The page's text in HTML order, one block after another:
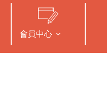
會員中心